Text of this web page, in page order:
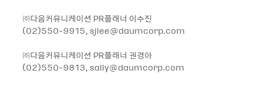
㈜다음커뮤니케이션 PR플래너 이수진
(02)550-9915, sjlee@daumcorp.com
㈜다음커뮤니케이션 PR플래너 권경아
(02)550-9813, sally@daumcorp.com